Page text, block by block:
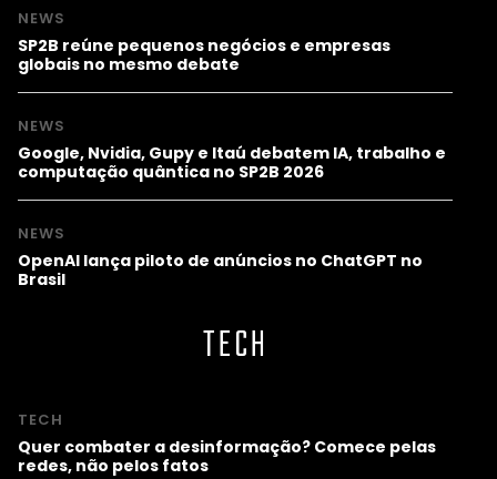
NEWS
SP2B reúne pequenos negócios e empresas
globais no mesmo debate
NEWS
Google, Nvidia, Gupy e Itaú debatem IA, trabalho e
computação quântica no SP2B 2026
NEWS
OpenAI lança piloto de anúncios no ChatGPT no
Brasil
TECH
TECH
Quer combater a desinformação? Comece pelas
redes, não pelos fatos